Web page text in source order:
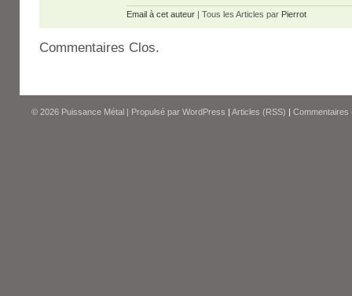
Email à cet auteur | Tous les Articles par Pierrot
Commentaires Clos.
© 2026 Puissance Métal | Propulsé par WordPress | Articles (RSS) | Commentaires